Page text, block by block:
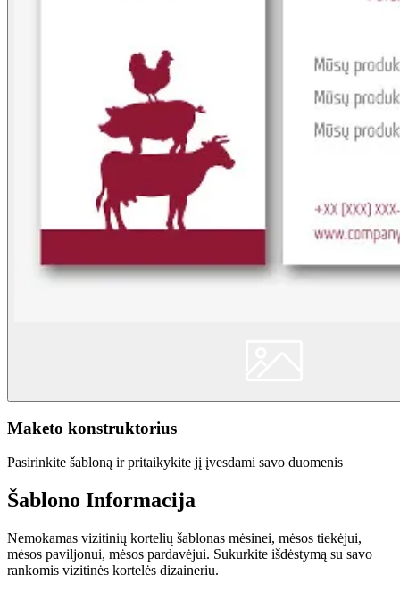
Maketo konstruktorius
Pasirinkite šabloną ir pritaikykite jį įvesdami savo duomenis
Šablono Informacija
Nemokamas vizitinių kortelių šablonas mėsinei, mėsos tiekėjui,
mėsos paviljonui, mėsos pardavėjui. Sukurkite išdėstymą su savo
rankomis vizitinės kortelės dizaineriu.